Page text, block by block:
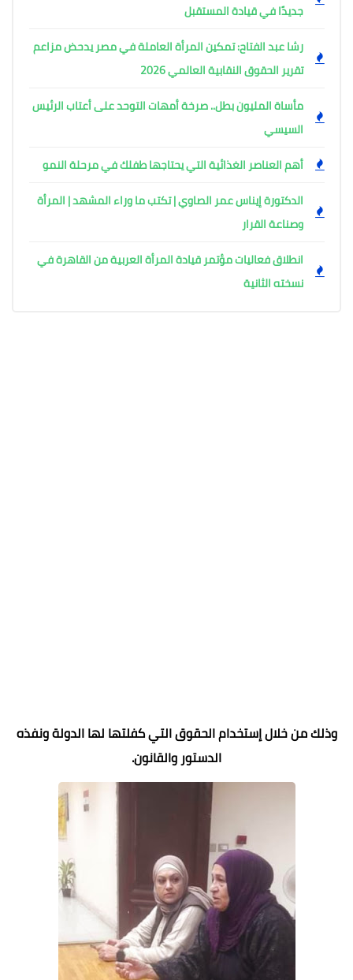
جديدًا في قيادة المستقبل
رشا عبد الفتاح: تمكين المرأة العاملة في مصر يدحض مزاعم
تقرير الحقوق النقابية العالمي 2026
مأساة المليون بطل.. صرخة أمهات التوحد على أعتاب الرئيس
السيسي
أهم العناصر الغذائية التي يحتاجها طفلك في مرحلة النمو
الدكتورة إيناس عمر الصاوي | تكتب ما وراء المشهد | المرأة
وصناعة القرار
انطلاق فعاليات مؤتمر قيادة المرأة العربية من القاهرة في
نسخته الثانية
وذلك من خلال إستخدام الحقوق التي كفلتها لها الدولة ونفذه
الدستور والقانون.